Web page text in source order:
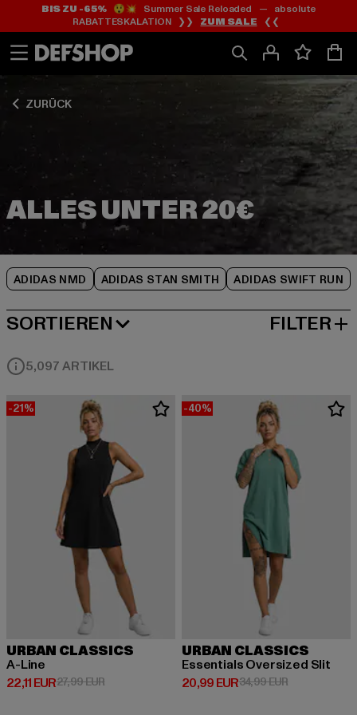
Zum
Inhalt
springen
Zum
Fußzeile
springen
BIS ZU -65%😲💥 Summer Sale Reloaded — absolute
RABATTESKALATION ❯❯ ZUM SALE ❮❮
ZURÜCK
ADIDAS NMD ADIDAS STAN SMITH ADIDAS SWIFT RUN
Zum
Produktraster
springen
SORTIEREN
BELIEBTESTE FILTER
5,097 ARTIKEL
-21%
URBAN CLASSICS
A-Line
22,11 EUR
Derzeitiger Preis: 22,11 EUR
27,99 EURAktionspreis: 27,99 EUR
-40%
URBAN CLASSICS
Essentials Oversized Slit
20,99 EUR
Derzeitiger Preis: 20,99 EUR
34,99 EURAktionspreis: